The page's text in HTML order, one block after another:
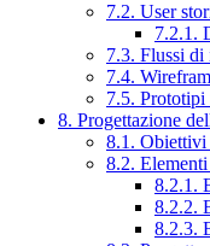
7.2. User
7.2.1.
7.3. Flussi di
7.4.
7.5.
8. Progettazione
8.1. Obiettivi
8.2.
8.2.1.
8.2.2.
8.2.3.